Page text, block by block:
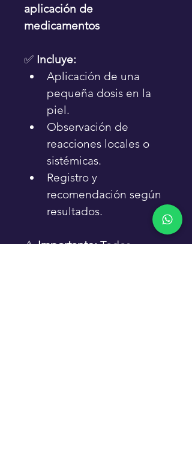
aplicación de
medicamentos
✅ Incluye:
Aplicación de una
pequeña dosis en la
piel.
Observación de
reacciones locales o
sistémicas.
Registro y
recomendación según
resultados.
⚠️ Importante: Todos